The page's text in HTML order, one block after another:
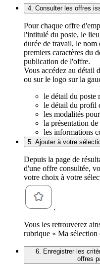
4. Consulter les offres
Pour chaque offre
l'intitulé du poste, le
durée de travail, le nom
premiers caractères du
publication de l'offre.
Vous accédez au détail
ou sur le logo sur la
le détail du poste
le détail du profil
les modalités
la présentation
les informations
5. Ajouter à votre
Depuis la page de
d'une offre consultée,
votre choix à votre
.
Vous les retrouverez
rubrique « Ma sélection
6. Enregistrer les
offres